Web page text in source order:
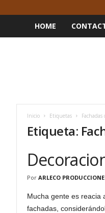
HOME
Inicio Etiquetas
Etiqueta:
Por ARLECO
Mucha gente es reacia
fachadas,